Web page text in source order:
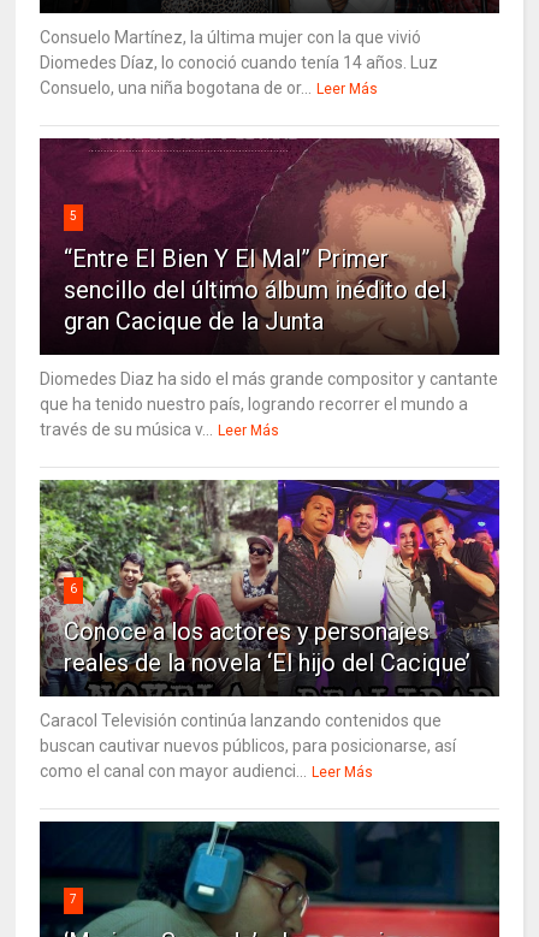
Consuelo Martínez, la última mujer con la que vivió
Diomedes Díaz, lo conoció cuando tenía 14 años. Luz
Consuelo, una niña bogotana de or... Leer Más
5
“Entre El Bien Y El Mal” Primer
sencillo del último álbum inédito del
gran Cacique de la Junta
Diomedes Diaz ha sido el más grande compositor y cantante
que ha tenido nuestro país, logrando recorrer el mundo a
través de su música v... Leer Más
6
Conoce a los actores y personajes
reales de la novela ‘El hijo del Cacique’
Caracol Televisión continúa lanzando contenidos que
buscan cautivar nuevos públicos, para posicionarse, así
como el canal con mayor audienci... Leer Más
7